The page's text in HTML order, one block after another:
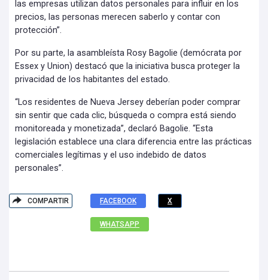
las empresas utilizan datos personales para influir en los
precios, las personas merecen saberlo y contar con
protección”.
Por su parte, la asambleísta Rosy Bagolie (demócrata por
Essex y Union) destacó que la iniciativa busca proteger la
privacidad de los habitantes del estado.
“Los residentes de Nueva Jersey deberían poder comprar
sin sentir que cada clic, búsqueda o compra está siendo
monitoreada y monetizada”, declaró Bagolie. “Esta
legislación establece una clara diferencia entre las prácticas
comerciales legítimas y el uso indebido de datos
personales”.
COMPARTIR FACEBOOK X
WHATSAPP